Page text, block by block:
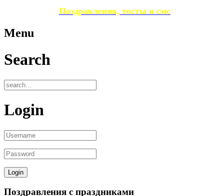
Поздравления, тосты и смс
Menu
Search
Login
Поздравления с праздниками